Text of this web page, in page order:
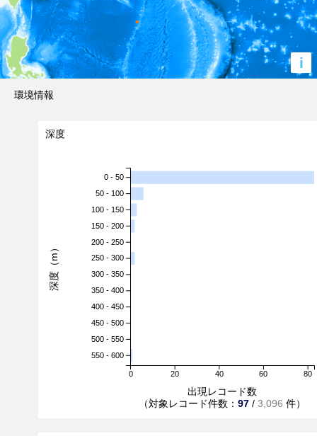
i
環境情報
深度
0 20 40 60 80
0 - 50
50 - 100
100 - 150
150 - 200
200 - 250
250 - 300
300 - 350
350 - 400
400 - 450
450 - 500
500 - 550
550 - 600
出現レコード数
（対象レコード件数： 97 / 3,096 件）
深度（m）